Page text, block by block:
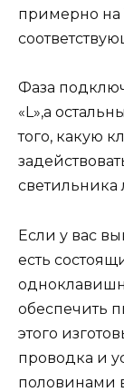
примерно на
Фаза
«L»,а
того, какую
светильника
Если у вас
есть
обеспечить
этого
проводка и
половинами